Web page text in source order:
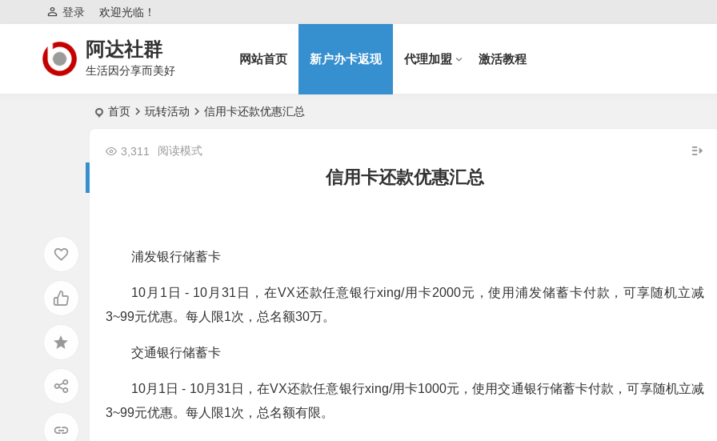
欢迎光临！
登录
阿达社群
生活因分享而美好
网站首页 新户办卡返现 代理加盟 激活教程
首页 玩转活动 信用卡还款优惠汇总
信用卡还款优惠汇总
3,311 阅读模式
浦发银行储蓄卡
10月1日 - 10月31日，在VX还款任意银行xing/用卡2000元，使用浦发储蓄卡付款，可享随机立减
3~99元优惠。每人限1次，总名额30万。
交通银行储蓄卡
10月1日 - 10月31日，在VX还款任意银行xing/用卡1000元，使用交通银行储蓄卡付款，可享随机立减
3~99元优惠。每人限1次，总名额有限。